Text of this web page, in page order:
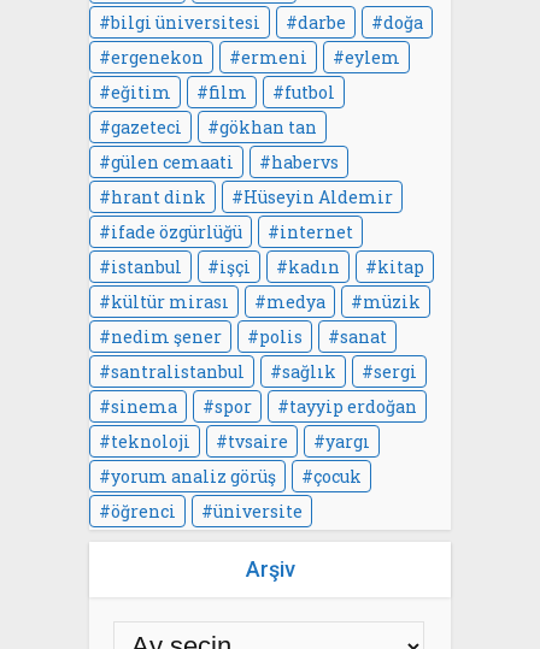
bilgi üniversitesi
darbe
doğa
ergenekon
ermeni
eylem
eğitim
film
futbol
gazeteci
gökhan tan
gülen cemaati
habervs
hrant dink
Hüseyin Aldemir
ifade özgürlüğü
internet
istanbul
işçi kadın
kitap
kültür mirası
medya
müzik
nedim şener
polis
sanat
santralistanbul
sağlık
sergi
sinema
spor
tayyip erdoğan
teknoloji
tvsaire
yargı
yorum analiz görüş
çocuk
öğrenci
üniversite
Arşiv